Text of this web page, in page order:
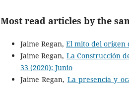
Most read articles by the
Jaime Regan, El mito del origen
Jaime Regan, La Construcción
33 (2020): Junio
Jaime Regan, La presencia y